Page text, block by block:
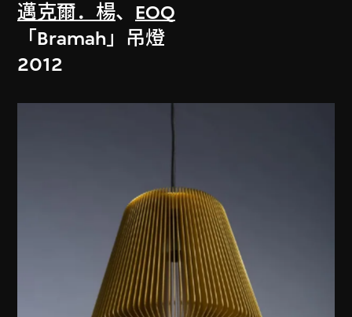
邁克爾．楊、 EOQ
「Bramah」吊燈
2012